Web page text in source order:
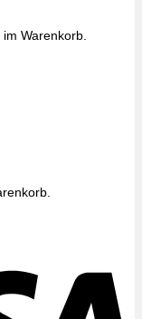
Warenkorb.